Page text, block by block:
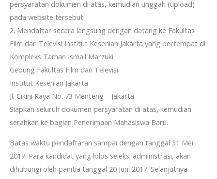
persyaratan dokumen di atas, kemudian unggah (upload)
pada website tersebut.
2. Mendaftar secara langsung dengan datang ke Fakultas
Film dan Televisi Institut Kesenian Jakarta yang bertempat di:
Kompleks Taman Ismail Marzuki
Gedung Fakultas Film dan Televisi
Institut Kesenian Jakarta
Jl. Cikini Raya No. 73 Menteng – Jakarta
Siapkan seluruh dokumen persyaratan di atas, kemudian
serahkan ke bagian Penerimaan Mahasiswa Baru.
Batas waktu pendaftaran sampai dengan tanggal 31 Mei
2017. Para kandidat yang lolos seleksi administrasi, akan
dihubungi oleh panitia tanggal 20 Juni 2017. Selanjutnya